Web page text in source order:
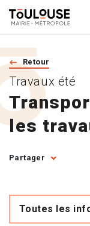
Retour
les
Travaux été
Partager
Toutes les